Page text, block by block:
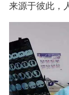
来源于彼此，